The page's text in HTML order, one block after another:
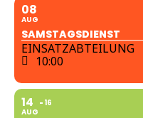
08
AUG
SAMSTAGSDIENST
EINSATZABTEILUNG
10:00
14
AUG
16